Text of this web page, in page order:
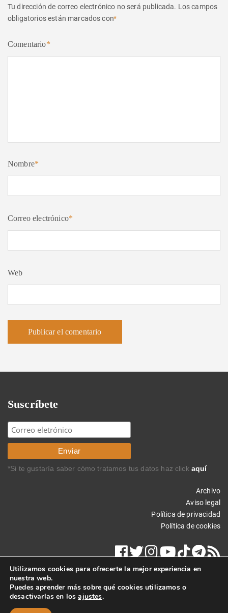
Tu dirección de correo electrónico no será publicada. Los campos
obligatorios están marcados con*
Comentario*
Nombre*
Correo electrónico*
Web
Suscríbete
*Si te gustaría saber cómo tratamos tus datos haz click aquí
Archivo
Aviso legal
Política de privacidad
Política de cookies
Copyright © 2024 Carlos Rodríguez Braun. Todos los derechos
reservados.
Utilizamos cookies para ofrecerte la mejor experiencia en
nuestra web.
Puedes aprender más sobre qué cookies utilizamos o
desactivarlas en losajustes.